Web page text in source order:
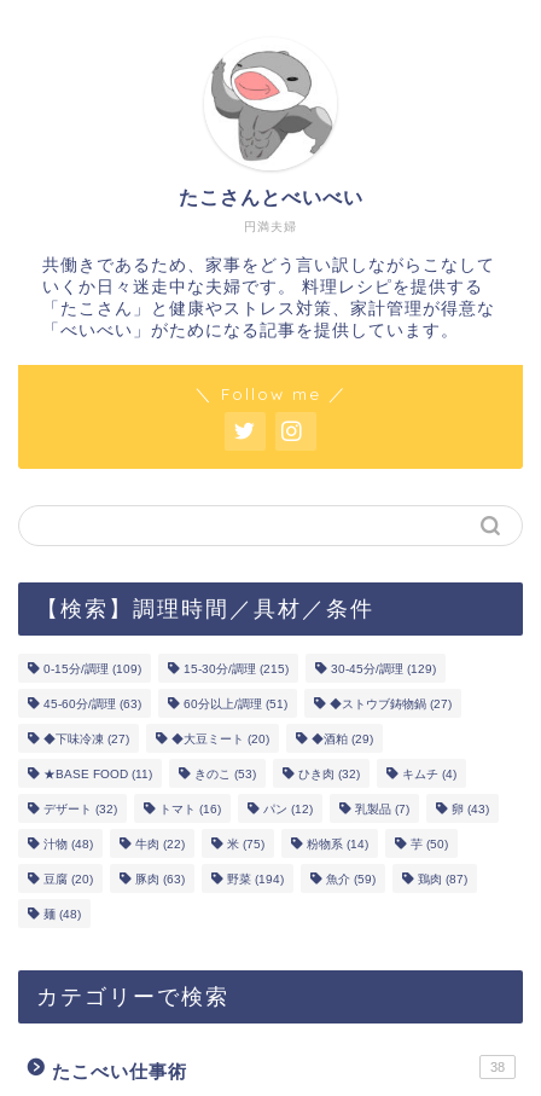
円満夫婦
たこさんとべいべい
共働きであるため、家事をどう言い訳しながらこなして
いくか日々迷走中な夫婦です。 料理レシピを提供する
「たこさん」と健康やストレス対策、家計管理が得意な
「べいべい」がためになる記事を提供しています。
＼ Follow me ／
【検索】調理時間／具材／条件
0-15分/調理 (109) 15-30分/調理 (215) 30-45分/調理 (129)
45-60分/調理 (63) 60分以上/調理 (51) ◆ストウブ鋳物鍋 (27)
◆下味冷凍 (27) ◆大豆ミート (20) ◆酒粕 (29)
★BASE FOOD (11) きのこ (53) ひき肉 (32) キムチ (4)
デザート (32) トマト (16) パン (12) 乳製品 (7) 卵 (43)
汁物 (48) 牛肉 (22) 米 (75) 粉物系 (14) 芋 (50)
豆腐 (20) 豚肉 (63) 野菜 (194) 魚介 (59) 鶏肉 (87)
麺 (48)
カテゴリーで検索
たこべい仕事術 38